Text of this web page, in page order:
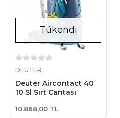
Tükendi
DEUTER
Deuter Aircontact 40
10 Sl Sırt Çantası
10.868,00 TL